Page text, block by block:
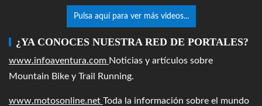
Pulsa aquí para ver más videos...
¿YA CONOCES NUESTRA RED DE PORTALES?
www.infoaventura.com Noticias y artículos sobre
Mountain Bike y Trail Running.
www.motosonline.net Toda la información sobre el mundo